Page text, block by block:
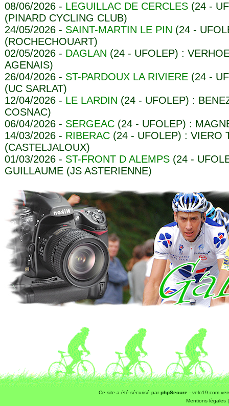
08/06/2026 - LEGUILLAC DE CERCLES (24 -
(PINARD CYCLING CLUB)
24/05/2026 - SAINT-MARTIN LE PIN (24 -
(ROCHECHOUART)
02/05/2026 - DAGLAN (24 - UFOLEP) :
AGENAIS)
26/04/2026 - ST-PARDOUX LA RIVIERE (24 -
(UC SARLAT)
12/04/2026 - LE LARDIN (24 - UFOLEP) :
COSNAC)
06/04/2026 - SERGEAC (24 - UFOLEP) :
14/03/2026 - RIBERAC (24 - UFOLEP) : VIERO
(CASTELJALOUX)
01/03/2026 - ST-FRONT D ALEMPS (24 -
GUILLAUME (JS ASTERIENNE)
Ce site a été sécurisé parphpSecure - velo19.com
Mentions légales